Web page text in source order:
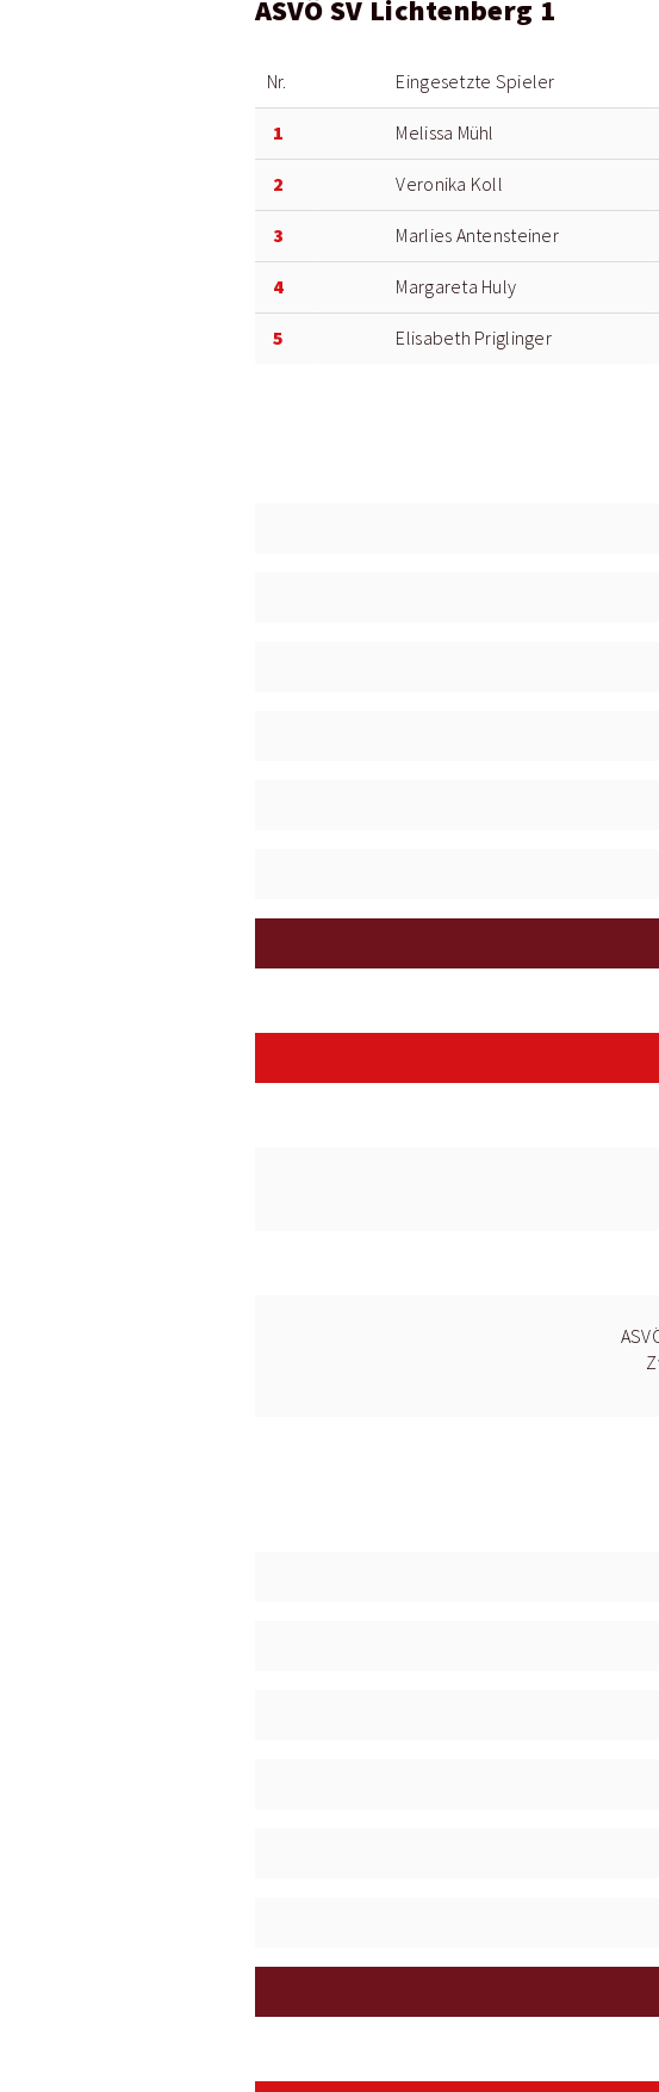
ASVÖ SV Lichtenberg 1
Nr. Eingesetzte Spieler
1 Melissa Mühl
2 Veronika Koll
3 Marlies Antensteiner
4 Margareta Huly
5 Elisabeth Priglinger